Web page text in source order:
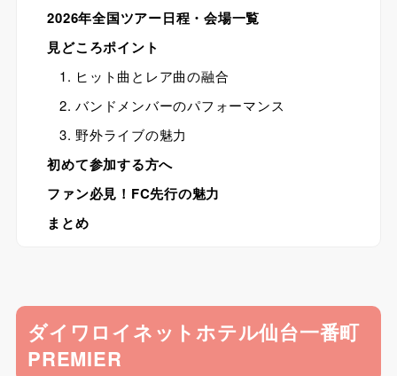
2026年全国ツアー日程・会場一覧
見どころポイント
1. ヒット曲とレア曲の融合
2. バンドメンバーのパフォーマンス
3. 野外ライブの魅力
初めて参加する方へ
ファン必見！FC先行の魅力
まとめ
ダイワロイネットホテル仙台一番町
PREMIER